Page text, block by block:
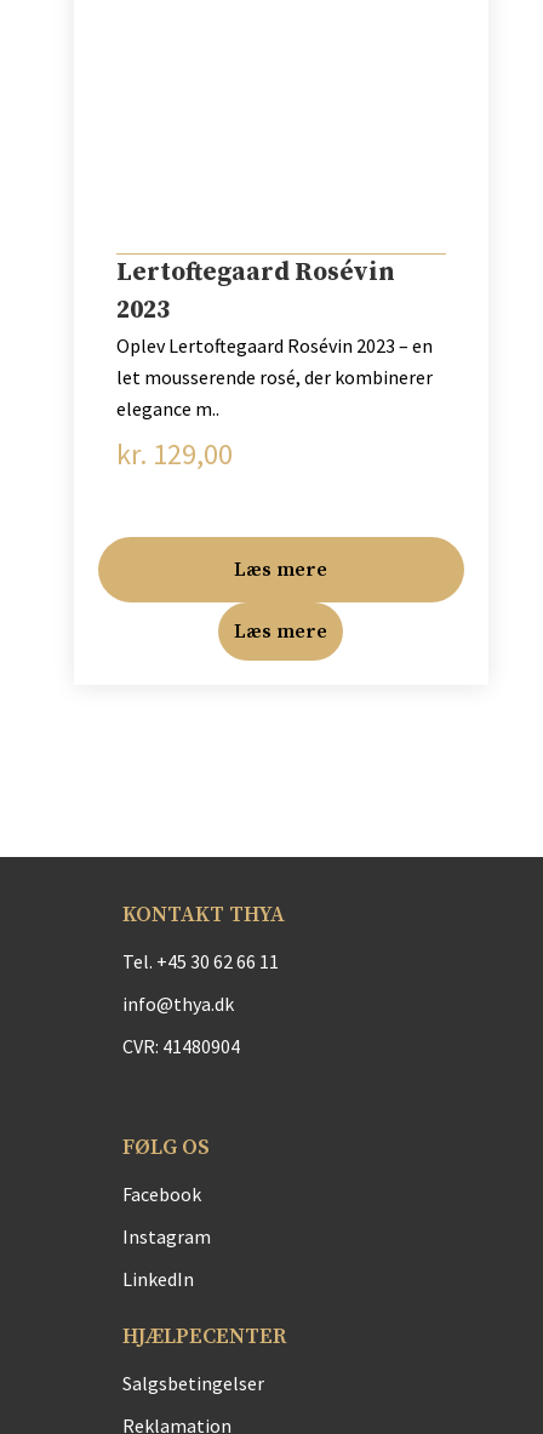
Lertoftegaard Rosévin
2023
Oplev Lertoftegaard Rosévin 2023 – en
let mousserende rosé, der kombinerer
elegance m..
kr. 129,00
Læs mere
Læs mere
KONTAKT THYA
Tel. +45 30 62 66 11
info@thya.dk
CVR: 41480904
FØLG OS
Facebook
Instagram
LinkedIn
HJÆLPECENTER
Salgsbetingelser
Reklamation